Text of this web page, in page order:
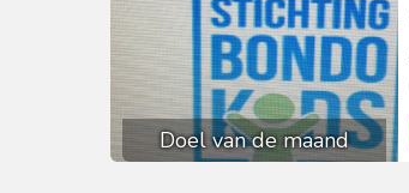
Doel van de maand